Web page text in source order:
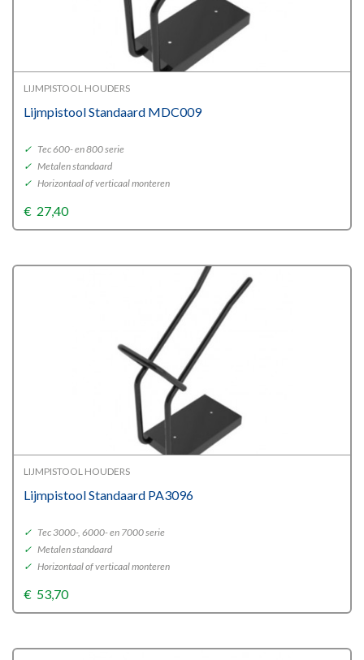
LIJMPISTOOL HOUDERS
Lijmpistool Standaard MDC009
✓ Tec 600- en 800 serie
✓ Metalen standaard
✓ Horizontaal of verticaal monteren
€ 27,40
LIJMPISTOOL HOUDERS
Lijmpistool Standaard PA3096
✓ Tec 3000-, 6000- en 7000 serie
✓ Metalen standaard
✓ Horizontaal of verticaal monteren
€ 53,70